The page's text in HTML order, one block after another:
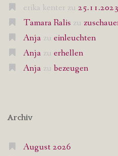
erika kenter zu
Tamara Ralis zu
Anja zu einleuchten
Anja zu erhellen
Anja zu bezeugen
Archiv
August 2026